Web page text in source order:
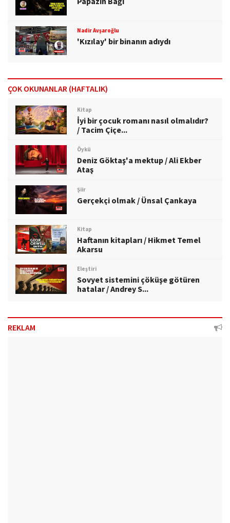
Nadir Avşaroğlu
'Kızılay' bir binanın adıydı
ÇOK OKUNANLAR (HAFTALIK)
Kitap
İyi bir çocuk romanı nasıl olmalıdır?
/ Tacim Çiçe...
Öykü
Deniz Göktaş'a mektup / Ali Ekber
Ataş
Şiir
Gerçekçi olmak / Ünsal Çankaya
Kitap
Haftanın kitapları / Hikmet Temel
Akarsu
Eleştiri
Sovyet sistemini çöküşe götüren
hatalar / Andrey S...
REKLAM